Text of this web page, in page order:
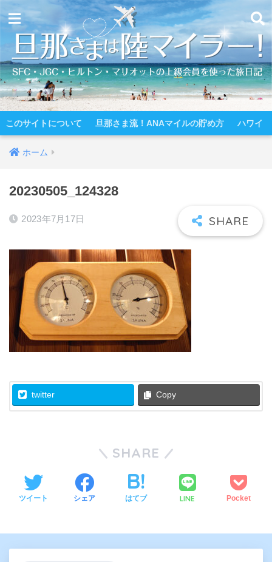
このサイトについて 旦那さま流！ANAマイルの貯め方 ハワイ
ホーム
20230505_124328
2023年7月17日
twitter Copy
SHARE
ツイート シェア はてブ LINE Pocket